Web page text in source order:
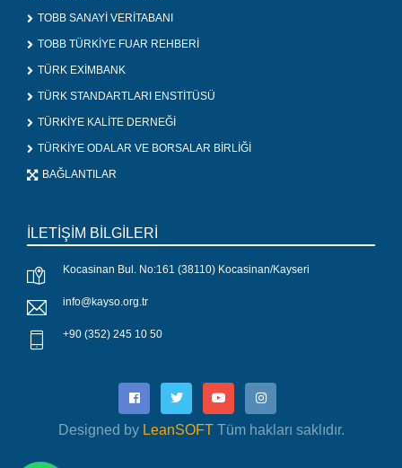
TOBB SANAYİ VERİTABANI
TOBB TÜRKİYE FUAR REHBERİ
TÜRK EXİMBANK
TÜRK STANDARTLARI ENSTİTÜSÜ
TÜRKİYE KALİTE DERNEĞİ
TÜRKİYE ODALAR VE BORSALAR BİRLİĞİ
BAĞLANTILAR
İLETİŞİM BİLGİLERİ
Kocasinan Bul. No:161 (38110) Kocasinan/Kayseri
info@kayso.org.tr
+90 (352) 245 10 50
Designed by LeanSOFTTüm hakları saklıdır.